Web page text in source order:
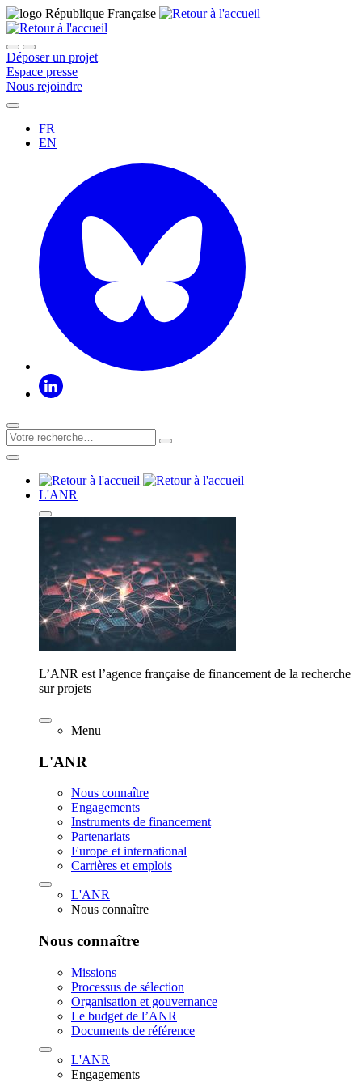
Déposer un projet
Espace presse
Nous rejoindre
FR
EN
L'ANR
L’ANR est l’agence française de financement de la recherche
sur projets
Menu
L'ANR
Nous connaître
Engagements
Instruments de financement
Partenariats
Europe et international
Carrières et emplois
L'ANR
Nous connaître
Nous connaître
Missions
Processus de sélection
Organisation et gouvernance
Le budget de l’ANR
Documents de référence
L'ANR
Engagements